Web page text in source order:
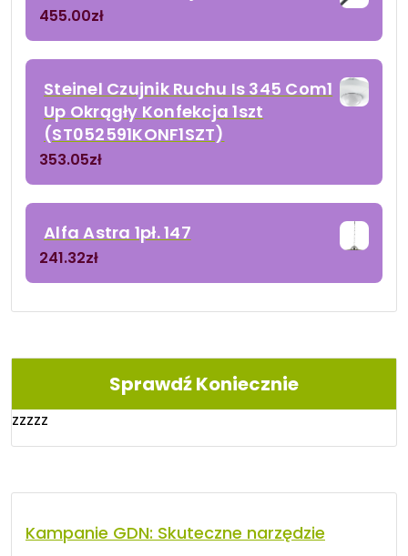
455.00zł
Steinel Czujnik Ruchu Is 345 Com1
Up Okrągły Konfekcja 1szt
(ST052591KONF1SZT)
353.05zł
Alfa Astra 1pł. 147
241.32zł
Sprawdź Koniecznie
zzzzz
Kampanie GDN: Skuteczne narzędzie